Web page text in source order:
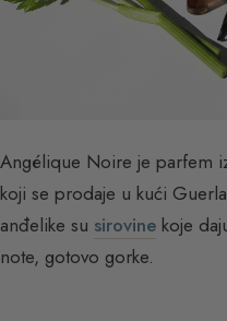
Angélique Noire je parfem
koji se prodaje u kući
anđelike su sirovine koje
note, gotovo gorke.